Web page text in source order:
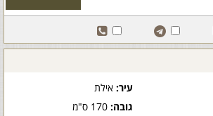
עיר:אילת
גובה:170 ס"מ